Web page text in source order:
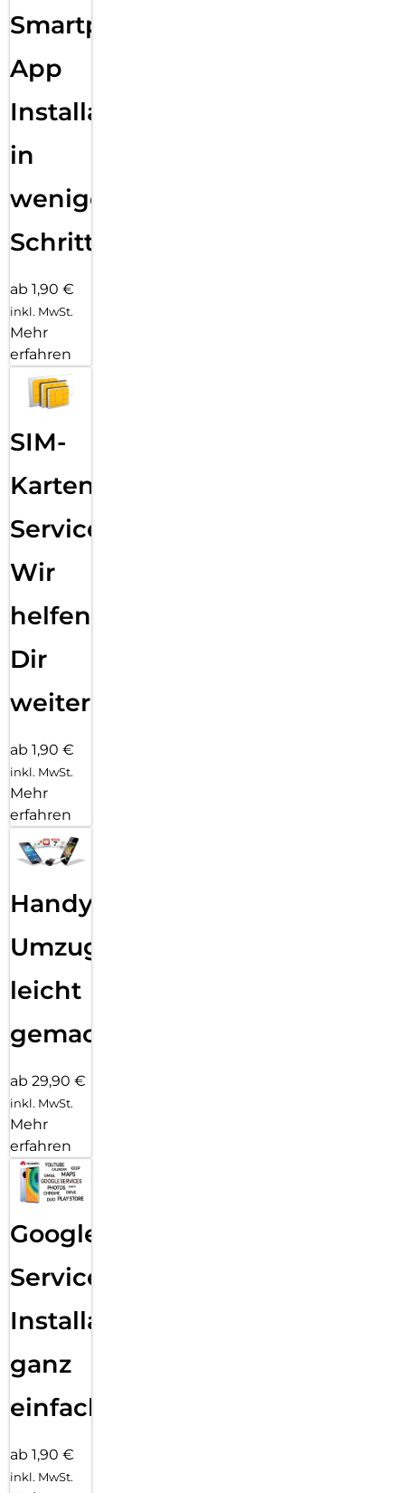
Smartphone
App
Installation
in
wenigen
Schritten
ab 1,90 €
inkl. MwSt.
Mehr
erfahren
SIM-
Karten
Service:
Wir
helfen
Dir
weiter
ab 1,90 €
inkl. MwSt.
Mehr
erfahren
Handy
Umzug
leicht
gemacht!
ab 29,90 €
inkl. MwSt.
Mehr
erfahren
Google
Services
Installation
ganz
einfach
ab 1,90 €
inkl. MwSt.